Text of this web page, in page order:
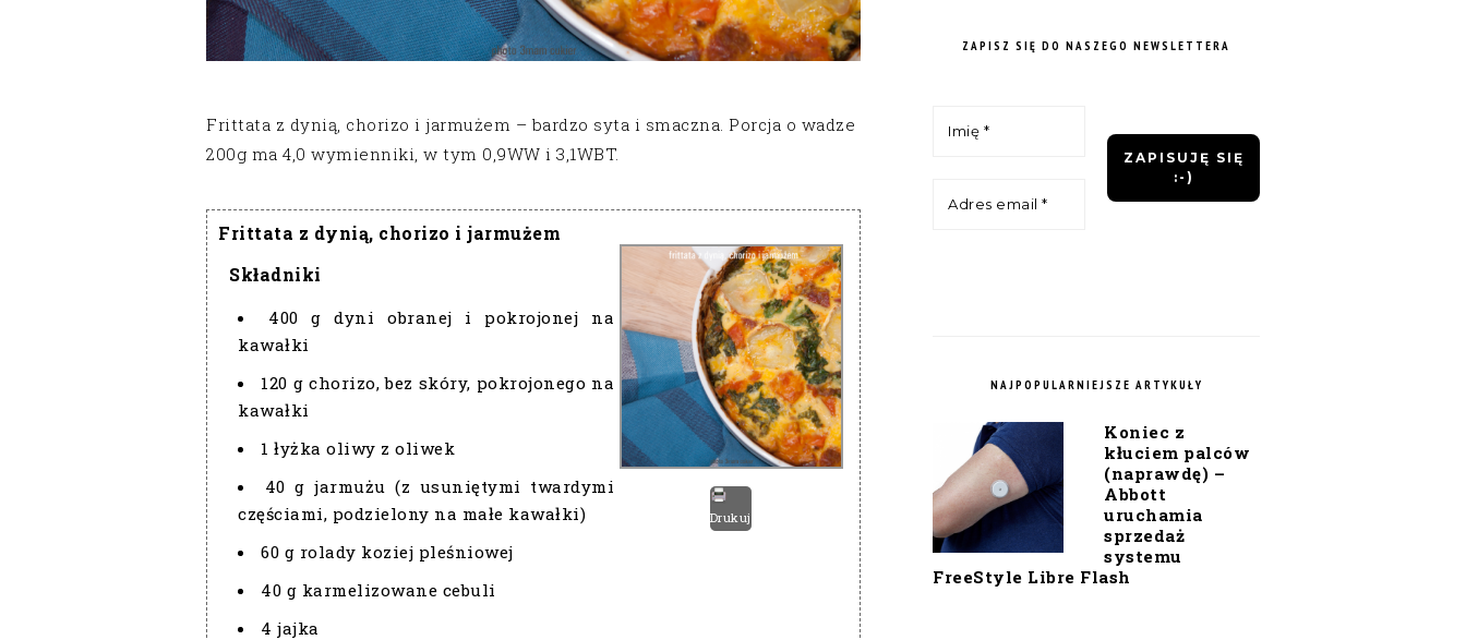
Frittata z dynią, chorizo i jarmużem – bardzo syta i smaczna. Porcja o wadze
200g ma 4,0 wymienniki, w tym 0,9WW i 3,1WBT.
Frittata z dynią, chorizo i jarmużem
Drukuj
Składniki
400 g dyni obranej i pokrojonej na
kawałki
120 g chorizo, bez skóry, pokrojonego na
kawałki
1 łyżka oliwy z oliwek
40 g jarmużu (z usuniętymi twardymi
częściami, podzielony na małe kawałki)
60 g rolady koziej pleśniowej
40 g karmelizowane cebuli
4 jajka
ZAPISZ SIĘ DO NASZEGO NEWSLETTERA
NAJPOPULARNIEJSZE ARTYKUŁY
Koniec z
kłuciem palców
(naprawdę) –
Abbott
uruchamia
sprzedaż
systemu
FreeStyle Libre Flash